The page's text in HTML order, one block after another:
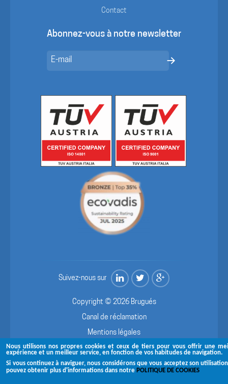
Nous utilisons nos propres cookies et ceux de tiers pour vous offrir une
expérience et un meilleur service, en fonction de vos habitudes de navigation.
Si vous continuez à naviguer, nous considérons que vous acceptez son
pouvez obtenir plus d'informations dans notre POLITIQUE DE COOKIES
Contact
Abonnez-vous à notre newsletter
Suivez-nous sur
Copyright © 2026 Brugués
Canal de réclamation
Mentions légales